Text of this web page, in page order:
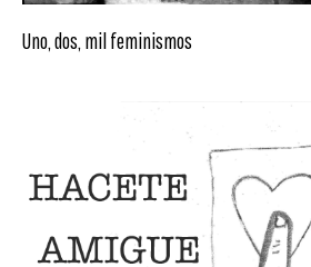
Uno, dos, mil feminismos